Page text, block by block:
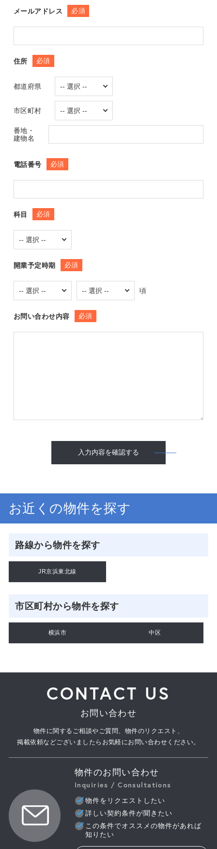
メールアドレス 必須
住所 必須
都道府県
市区町村
番地・
建物名
電話番号 必須
科目 必須
開業予定時期 必須
頃
お問い合わせ内容 必須
入力内容を確認する
お近くの物件を探す
路線から物件を探す
JR京浜東北線
市区町村から物件を探す
横浜市 中区
CONTACT US
お問い合わせ
物件に関するご相談やご質問、物件のリクエスト、
掲載依頼などございましたらお気軽にお問い合わせください。
物件のお問い合わせ
Inquiries / Consultations
物件をリクエストしたい
詳しい契約条件が聞きたい
この条件でオススメの物件があれば
知りたい